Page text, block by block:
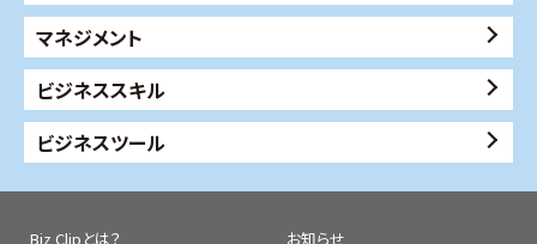
マネジメント
ビジネススキル
ビジネスツール
Biz Clipとは？ お知らせ